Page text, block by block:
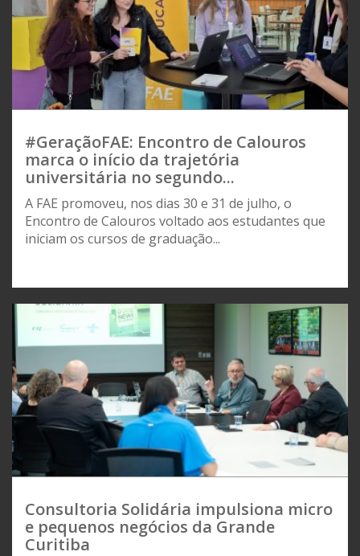
#GeraçãoFAE: Encontro de Calouros
marca o início da trajetória
universitária no segundo...
A FAE promoveu, nos dias 30 e 31 de julho, o
Encontro de Calouros voltado aos estudantes que
iniciam os cursos de graduação...
Consultoria Solidária impulsiona micro
e pequenos negócios da Grande
Curitiba